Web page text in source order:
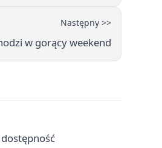
Następny >>
w gorący weekend